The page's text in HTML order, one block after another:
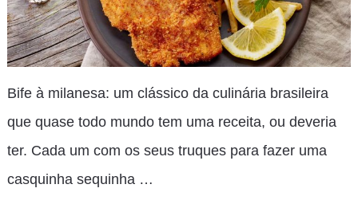
Bife à milanesa: um clássico da culinária brasileira
que quase todo mundo tem uma receita, ou deveria
ter. Cada um com os seus truques para fazer uma
casquinha sequinha …